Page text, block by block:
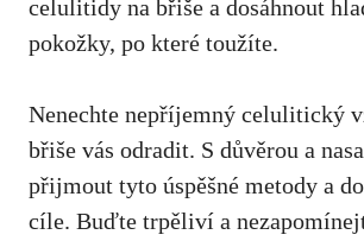
celulitidy na břiše a dosáhnout
pokožky, po které toužíte.
Nenechte nepříjemný celulitický
břiše vás odradit. S důvěrou a
přijmout tyto úspěšné metody a
cíle. Buďte trpěliví a